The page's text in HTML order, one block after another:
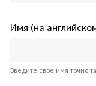
Имя (на
Введите свое имя точно